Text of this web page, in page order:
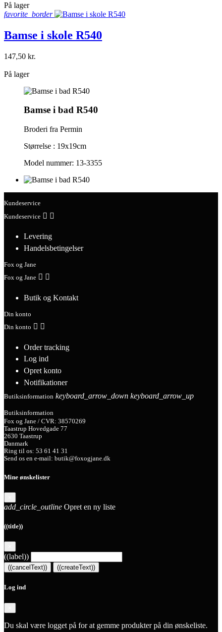
På lager
favorite_border
Bamse i skole R540
147,50 kr.
På lager
Bamse i bad R540
Broderi fra Permin
Størrelse : 19x19cm
Model nummer: 13-3355
Kundeservice
Kundeservice  
Levering
Handelsbetingelser
Fox og Jane
Fox og Jane  
Butik og Kontakt
Din konto
Din konto  
Order tracking
Log ind
Opret konto
Notifikationer
Butiksinformation keyboard_arrow_down keyboard_arrow_up
Butiksinformation
Fox og Jane / CVR: 38570269
Taastrup Hovedgade 77
2630 Taastrup
Danmark
Ring til os: 53 61 41 31
Send os en e-mail: butik@foxogjane.dk
Mine ønskelister
add_circle_outline Opret en ny liste
((title))
((label))
((cancelText)) ((createText))
Log ind
Du skal være logget på for at gemme produkter på din ønskeliste.